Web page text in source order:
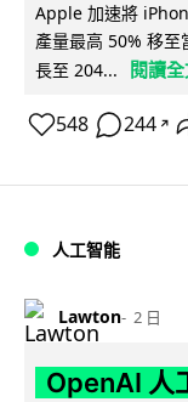
Apple 加速將
產量最高 50% 移
長至 204...
閱讀
548 244 ↗
人工智能
Lawton 2 日
OpenAI 人